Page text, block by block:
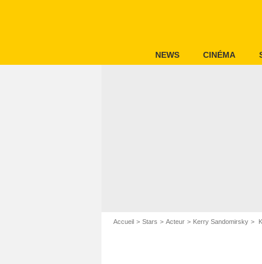
NEWS CINÉMA
Accueil Stars Acteur Kerry Sandomirsky